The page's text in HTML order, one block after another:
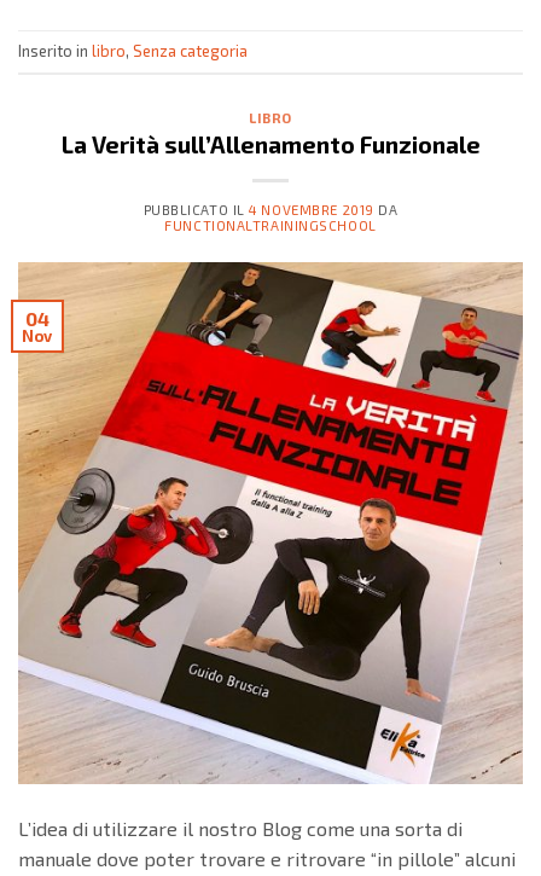
Inserito in libro, Senza categoria
LIBRO
La Verità sull’Allenamento Funzionale
PUBBLICATO IL4 NOVEMBRE 2019 DA
FUNCTIONALTRAININGSCHOOL
04
Nov
L’idea di utilizzare il nostro Blog come una sorta di
manuale dove poter trovare e ritrovare “in pillole” alcuni